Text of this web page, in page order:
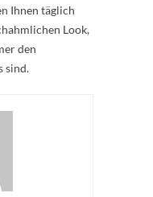
Ihnen täglich
Look,
den
sind.